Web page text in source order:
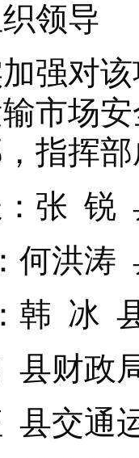
领导
对该
市场
指挥
锐
洪涛
冰 县
财政
交通